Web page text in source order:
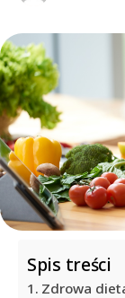
Spis treści
Zdrowa